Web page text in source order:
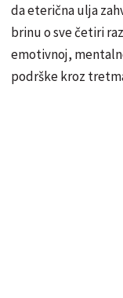
da eterična ulja
brinu o sve četiri
emotivnoj,
podrške kroz